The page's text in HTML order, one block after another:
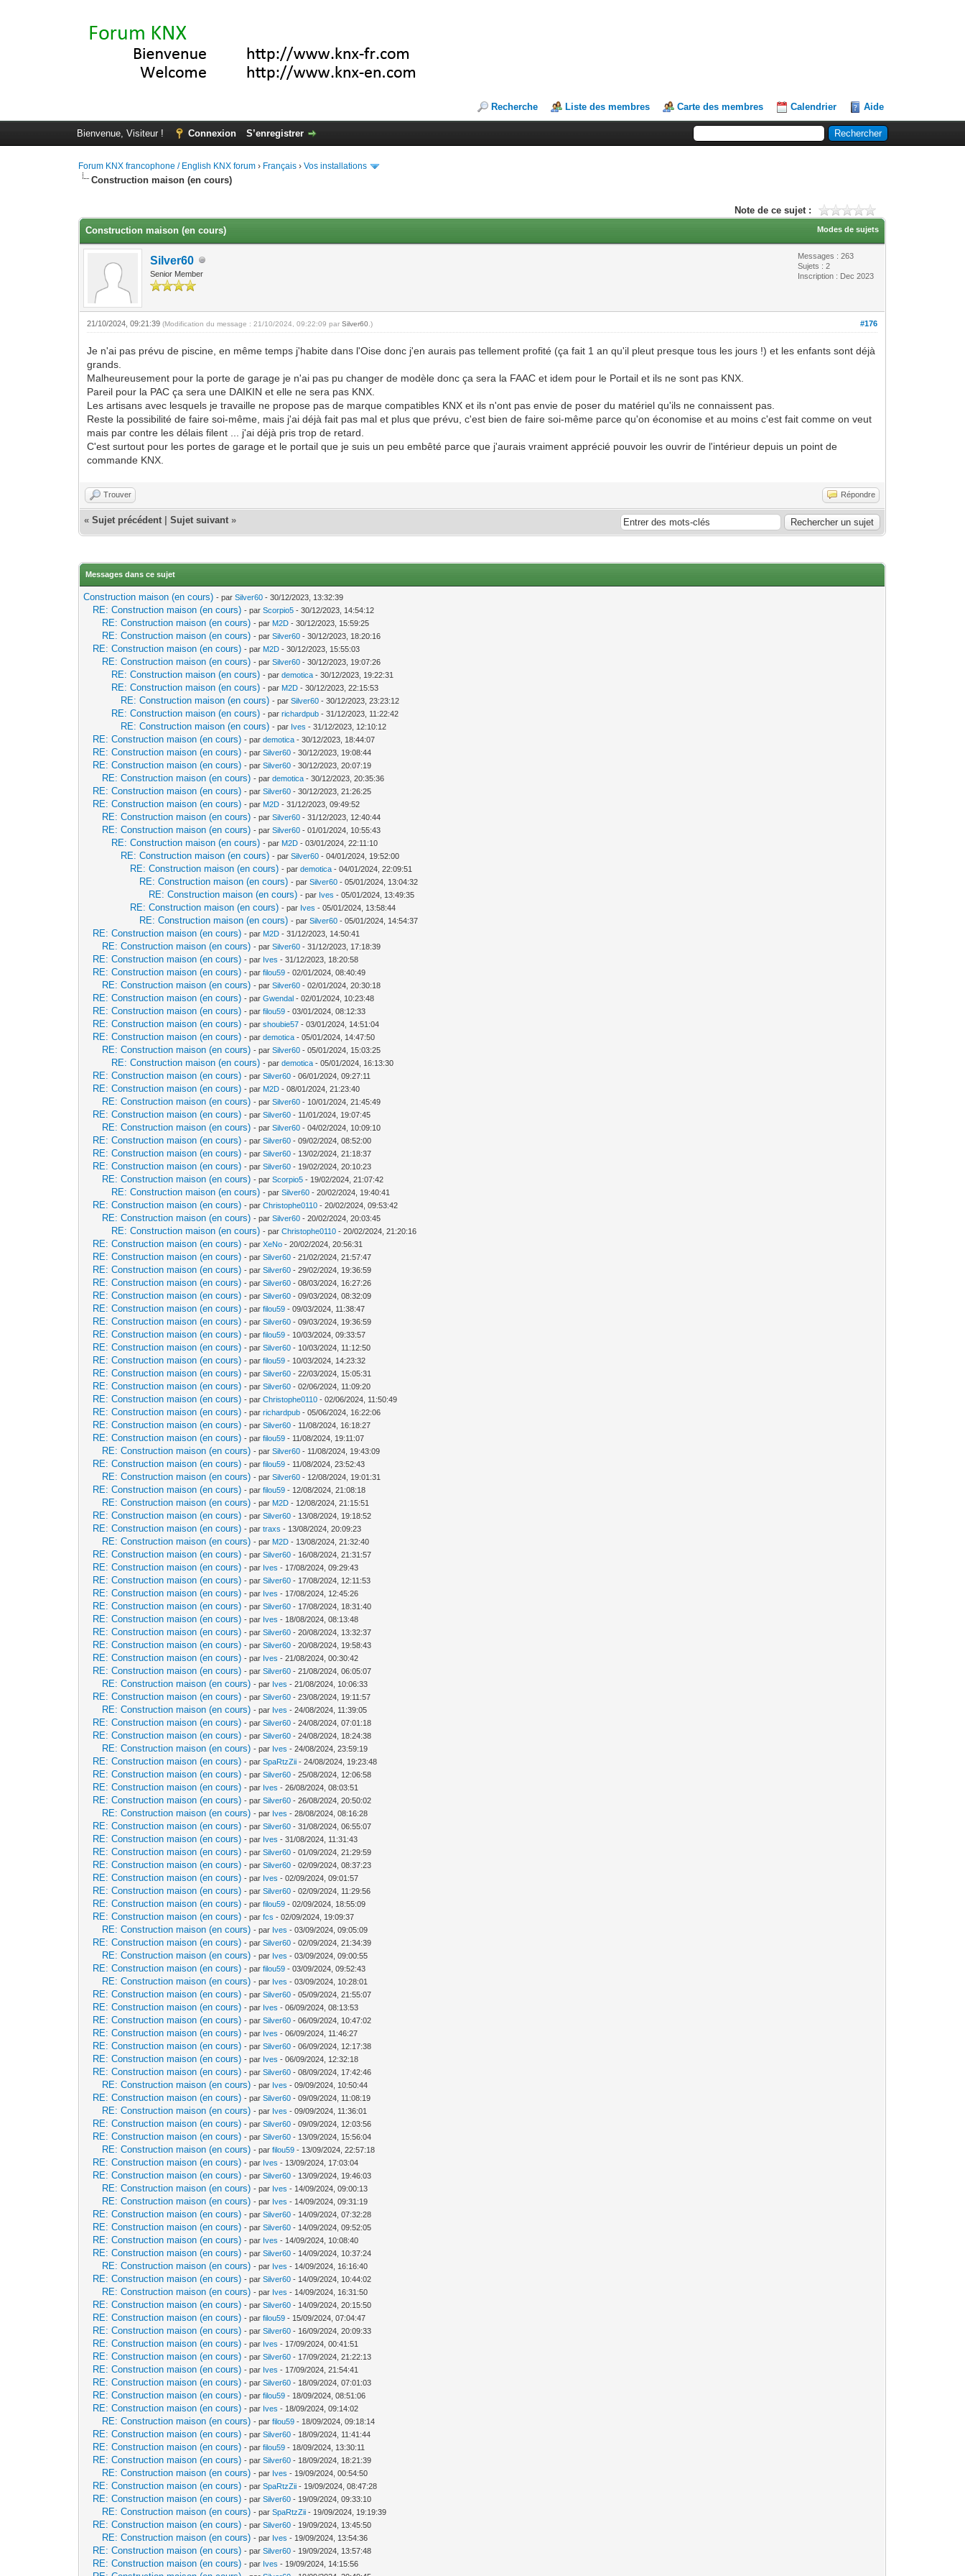
Recherche Liste des membres Carte des membres Calendrier Aide
Bienvenue, Visiteur ! Connexion S’enregistrer
Forum KNX francophone / English KNX forum › Français ›Vos installations
Construction maison (en cours)
Note de ce sujet :
Modes de sujets
Construction maison (en cours)
Silver60
Senior Member
Messages : 263
Sujets : 2
Inscription : Dec 2023
#176
21/10/2024, 09:21:39(Modification du message : 21/10/2024, 09:22:09 parSilver60 .)
Je n'ai pas prévu de piscine, en même temps j'habite dans l'Oise donc j'en aurais pas tellement profité (ça fait 1 an qu'il pleut presque tous les jours !) et les enfants sont déjà
grands.
Malheureusement pour la porte de garage je n'ai pas pu changer de modèle donc ça sera la FAAC et idem pour le Portail et ils ne sont pas KNX.
Pareil pour la PAC ça sera une DAIKIN et elle ne sera pas KNX.
Les artisans avec lesquels je travaille ne propose pas de marque compatibles KNX et ils n'ont pas envie de poser du matériel qu'ils ne connaissent pas.
Reste la possibilité de faire soi-même, mais j'ai déjà fait pas mal et plus que prévu, c'est bien de faire soi-même parce qu'on économise et au moins c'est fait comme on veut
mais par contre les délais filent ... j'ai déjà pris trop de retard.
C'est surtout pour les portes de garage et le portail que je suis un peu embêté parce que j'aurais vraiment apprécié pouvoir les ouvrir de l'intérieur depuis un point de
commande KNX.
Trouver Répondre
«Sujet précédent |Sujet suivant »
Messages dans ce sujet
Construction maison (en cours) - parSilver60 - 30/12/2023, 13:32:39
RE: Construction maison (en cours) - parScorpio5 - 30/12/2023, 14:54:12
RE: Construction maison (en cours) - par M2D - 30/12/2023, 15:59:25
RE: Construction maison (en cours) - parSilver60 - 30/12/2023, 18:20:16
RE: Construction maison (en cours) - par M2D - 30/12/2023, 15:55:03
RE: Construction maison (en cours) - parSilver60 - 30/12/2023, 19:07:26
RE: Construction maison (en cours) - pardemotica - 30/12/2023, 19:22:31
RE: Construction maison (en cours) - par M2D - 30/12/2023, 22:15:53
RE: Construction maison (en cours) - parSilver60 - 30/12/2023, 23:23:12
RE: Construction maison (en cours) - parrichardpub - 31/12/2023, 11:22:42
RE: Construction maison (en cours) - par Ives - 31/12/2023, 12:10:12
RE: Construction maison (en cours) - pardemotica - 30/12/2023, 18:44:07
RE: Construction maison (en cours) - parSilver60 - 30/12/2023, 19:08:44
RE: Construction maison (en cours) - parSilver60 - 30/12/2023, 20:07:19
RE: Construction maison (en cours) - pardemotica - 30/12/2023, 20:35:36
RE: Construction maison (en cours) - parSilver60 - 30/12/2023, 21:26:25
RE: Construction maison (en cours) - par M2D - 31/12/2023, 09:49:52
RE: Construction maison (en cours) - parSilver60 - 31/12/2023, 12:40:44
RE: Construction maison (en cours) - parSilver60 - 01/01/2024, 10:55:43
RE: Construction maison (en cours) - par M2D - 03/01/2024, 22:11:10
RE: Construction maison (en cours) - parSilver60 - 04/01/2024, 19:52:00
RE: Construction maison (en cours) - pardemotica - 04/01/2024, 22:09:51
RE: Construction maison (en cours) - parSilver60 - 05/01/2024, 13:04:32
RE: Construction maison (en cours) - par Ives - 05/01/2024, 13:49:35
RE: Construction maison (en cours) - par Ives - 05/01/2024, 13:58:44
RE: Construction maison (en cours) - parSilver60 - 05/01/2024, 14:54:37
RE: Construction maison (en cours) - par M2D - 31/12/2023, 14:50:41
RE: Construction maison (en cours) - parSilver60 - 31/12/2023, 17:18:39
RE: Construction maison (en cours) - par Ives - 31/12/2023, 18:20:58
RE: Construction maison (en cours) - parfilou59 - 02/01/2024, 08:40:49
RE: Construction maison (en cours) - parSilver60 - 02/01/2024, 20:30:18
RE: Construction maison (en cours) - parGwendal - 02/01/2024, 10:23:48
RE: Construction maison (en cours) - parfilou59 - 03/01/2024, 08:12:33
RE: Construction maison (en cours) - parshoubie57 - 03/01/2024, 14:51:04
RE: Construction maison (en cours) - pardemotica - 05/01/2024, 14:47:50
RE: Construction maison (en cours) - parSilver60 - 05/01/2024, 15:03:25
RE: Construction maison (en cours) - pardemotica - 05/01/2024, 16:13:30
RE: Construction maison (en cours) - parSilver60 - 06/01/2024, 09:27:11
RE: Construction maison (en cours) - par M2D - 08/01/2024, 21:23:40
RE: Construction maison (en cours) - parSilver60 - 10/01/2024, 21:45:49
RE: Construction maison (en cours) - parSilver60 - 11/01/2024, 19:07:45
RE: Construction maison (en cours) - parSilver60 - 04/02/2024, 10:09:10
RE: Construction maison (en cours) - parSilver60 - 09/02/2024, 08:52:00
RE: Construction maison (en cours) - parSilver60 - 13/02/2024, 21:18:37
RE: Construction maison (en cours) - parSilver60 - 19/02/2024, 20:10:23
RE: Construction maison (en cours) - parScorpio5 - 19/02/2024, 21:07:42
RE: Construction maison (en cours) - parSilver60 - 20/02/2024, 19:40:41
RE: Construction maison (en cours) - parChristophe0110 - 20/02/2024, 09:53:42
RE: Construction maison (en cours) - parSilver60 - 20/02/2024, 20:03:45
RE: Construction maison (en cours) - parChristophe0110 - 20/02/2024, 21:20:16
RE: Construction maison (en cours) - parXeNo - 20/02/2024, 20:56:31
RE: Construction maison (en cours) - parSilver60 - 21/02/2024, 21:57:47
RE: Construction maison (en cours) - parSilver60 - 29/02/2024, 19:36:59
RE: Construction maison (en cours) - parSilver60 - 08/03/2024, 16:27:26
RE: Construction maison (en cours) - parSilver60 - 09/03/2024, 08:32:09
RE: Construction maison (en cours) - parfilou59 - 09/03/2024, 11:38:47
RE: Construction maison (en cours) - parSilver60 - 09/03/2024, 19:36:59
RE: Construction maison (en cours) - parfilou59 - 10/03/2024, 09:33:57
RE: Construction maison (en cours) - parSilver60 - 10/03/2024, 11:12:50
RE: Construction maison (en cours) - parfilou59 - 10/03/2024, 14:23:32
RE: Construction maison (en cours) - parSilver60 - 22/03/2024, 15:05:31
RE: Construction maison (en cours) - parSilver60 - 02/06/2024, 11:09:20
RE: Construction maison (en cours) - parChristophe0110 - 02/06/2024, 11:50:49
RE: Construction maison (en cours) - parrichardpub - 05/06/2024, 16:22:06
RE: Construction maison (en cours) - parSilver60 - 11/08/2024, 16:18:27
RE: Construction maison (en cours) - parfilou59 - 11/08/2024, 19:11:07
RE: Construction maison (en cours) - parSilver60 - 11/08/2024, 19:43:09
RE: Construction maison (en cours) - parfilou59 - 11/08/2024, 23:52:43
RE: Construction maison (en cours) - parSilver60 - 12/08/2024, 19:01:31
RE: Construction maison (en cours) - parfilou59 - 12/08/2024, 21:08:18
RE: Construction maison (en cours) - par M2D - 12/08/2024, 21:15:51
RE: Construction maison (en cours) - parSilver60 - 13/08/2024, 19:18:52
RE: Construction maison (en cours) - partraxs - 13/08/2024, 20:09:23
RE: Construction maison (en cours) - par M2D - 13/08/2024, 21:32:40
RE: Construction maison (en cours) - parSilver60 - 16/08/2024, 21:31:57
RE: Construction maison (en cours) - par Ives - 17/08/2024, 09:29:43
RE: Construction maison (en cours) - parSilver60 - 17/08/2024, 12:11:53
RE: Construction maison (en cours) - par Ives - 17/08/2024, 12:45:26
RE: Construction maison (en cours) - parSilver60 - 17/08/2024, 18:31:40
RE: Construction maison (en cours) - par Ives - 18/08/2024, 08:13:48
RE: Construction maison (en cours) - parSilver60 - 20/08/2024, 13:32:37
RE: Construction maison (en cours) - parSilver60 - 20/08/2024, 19:58:43
RE: Construction maison (en cours) - par Ives - 21/08/2024, 00:30:42
RE: Construction maison (en cours) - parSilver60 - 21/08/2024, 06:05:07
RE: Construction maison (en cours) - par Ives - 21/08/2024, 10:06:33
RE: Construction maison (en cours) - parSilver60 - 23/08/2024, 19:11:57
RE: Construction maison (en cours) - par Ives - 24/08/2024, 11:39:05
RE: Construction maison (en cours) - parSilver60 - 24/08/2024, 07:01:18
RE: Construction maison (en cours) - parSilver60 - 24/08/2024, 18:24:38
RE: Construction maison (en cours) - par Ives - 24/08/2024, 23:59:19
RE: Construction maison (en cours) - parSpaRtzZii - 24/08/2024, 19:23:48
RE: Construction maison (en cours) - parSilver60 - 25/08/2024, 12:06:58
RE: Construction maison (en cours) - par Ives - 26/08/2024, 08:03:51
RE: Construction maison (en cours) - parSilver60 - 26/08/2024, 20:50:02
RE: Construction maison (en cours) - par Ives - 28/08/2024, 08:16:28
RE: Construction maison (en cours) - parSilver60 - 31/08/2024, 06:55:07
RE: Construction maison (en cours) - par Ives - 31/08/2024, 11:31:43
RE: Construction maison (en cours) - parSilver60 - 01/09/2024, 21:29:59
RE: Construction maison (en cours) - parSilver60 - 02/09/2024, 08:37:23
RE: Construction maison (en cours) - par Ives - 02/09/2024, 09:01:57
RE: Construction maison (en cours) - parSilver60 - 02/09/2024, 11:29:56
RE: Construction maison (en cours) - parfilou59 - 02/09/2024, 18:55:09
RE: Construction maison (en cours) - parfcs - 02/09/2024, 19:09:37
RE: Construction maison (en cours) - par Ives - 03/09/2024, 09:05:09
RE: Construction maison (en cours) - parSilver60 - 02/09/2024, 21:34:39
RE: Construction maison (en cours) - par Ives - 03/09/2024, 09:00:55
RE: Construction maison (en cours) - parfilou59 - 03/09/2024, 09:52:43
RE: Construction maison (en cours) - par Ives - 03/09/2024, 10:28:01
RE: Construction maison (en cours) - parSilver60 - 05/09/2024, 21:55:07
RE: Construction maison (en cours) - par Ives - 06/09/2024, 08:13:53
RE: Construction maison (en cours) - parSilver60 - 06/09/2024, 10:47:02
RE: Construction maison (en cours) - par Ives - 06/09/2024, 11:46:27
RE: Construction maison (en cours) - parSilver60 - 06/09/2024, 12:17:38
RE: Construction maison (en cours) - par Ives - 06/09/2024, 12:32:18
RE: Construction maison (en cours) - parSilver60 - 08/09/2024, 17:42:46
RE: Construction maison (en cours) - par Ives - 09/09/2024, 10:50:44
RE: Construction maison (en cours) - parSilver60 - 09/09/2024, 11:08:19
RE: Construction maison (en cours) - par Ives - 09/09/2024, 11:36:01
RE: Construction maison (en cours) - parSilver60 - 09/09/2024, 12:03:56
RE: Construction maison (en cours) - parSilver60 - 13/09/2024, 15:56:04
RE: Construction maison (en cours) - parfilou59 - 13/09/2024, 22:57:18
RE: Construction maison (en cours) - par Ives - 13/09/2024, 17:03:04
RE: Construction maison (en cours) - parSilver60 - 13/09/2024, 19:46:03
RE: Construction maison (en cours) - par Ives - 14/09/2024, 09:00:13
RE: Construction maison (en cours) - par Ives - 14/09/2024, 09:31:19
RE: Construction maison (en cours) - parSilver60 - 14/09/2024, 07:32:28
RE: Construction maison (en cours) - parSilver60 - 14/09/2024, 09:52:05
RE: Construction maison (en cours) - par Ives - 14/09/2024, 10:08:40
RE: Construction maison (en cours) - parSilver60 - 14/09/2024, 10:37:24
RE: Construction maison (en cours) - par Ives - 14/09/2024, 16:16:40
RE: Construction maison (en cours) - parSilver60 - 14/09/2024, 10:44:02
RE: Construction maison (en cours) - par Ives - 14/09/2024, 16:31:50
RE: Construction maison (en cours) - parSilver60 - 14/09/2024, 20:15:50
RE: Construction maison (en cours) - parfilou59 - 15/09/2024, 07:04:47
RE: Construction maison (en cours) - parSilver60 - 16/09/2024, 20:09:33
RE: Construction maison (en cours) - par Ives - 17/09/2024, 00:41:51
RE: Construction maison (en cours) - parSilver60 - 17/09/2024, 21:22:13
RE: Construction maison (en cours) - par Ives - 17/09/2024, 21:54:41
RE: Construction maison (en cours) - parSilver60 - 18/09/2024, 07:01:03
RE: Construction maison (en cours) - parfilou59 - 18/09/2024, 08:51:06
RE: Construction maison (en cours) - par Ives - 18/09/2024, 09:14:02
RE: Construction maison (en cours) - parfilou59 - 18/09/2024, 09:18:14
RE: Construction maison (en cours) - parSilver60 - 18/09/2024, 11:41:44
RE: Construction maison (en cours) - parfilou59 - 18/09/2024, 13:30:11
RE: Construction maison (en cours) - parSilver60 - 18/09/2024, 18:21:39
RE: Construction maison (en cours) - par Ives - 19/09/2024, 00:54:50
RE: Construction maison (en cours) - parSpaRtzZii - 19/09/2024, 08:47:28
RE: Construction maison (en cours) - parSilver60 - 19/09/2024, 09:33:10
RE: Construction maison (en cours) - parSpaRtzZii - 19/09/2024, 19:19:39
RE: Construction maison (en cours) - parSilver60 - 19/09/2024, 13:45:50
RE: Construction maison (en cours) - par Ives - 19/09/2024, 13:54:36
RE: Construction maison (en cours) - parSilver60 - 19/09/2024, 13:57:48
RE: Construction maison (en cours) - par Ives - 19/09/2024, 14:15:56